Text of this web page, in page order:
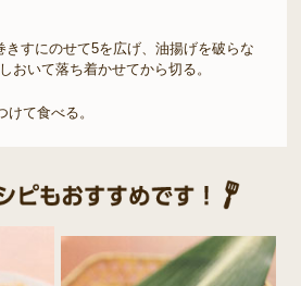
きすにのせて5を広げ、油揚げを破らな
おいて落ち着かせてから切る。
て食べる。